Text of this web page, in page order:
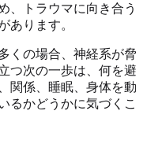
、トラウマに向き合う
あります。
くの場合、神経系が脅
つ次の一歩は、何を避
関係、睡眠、身体を動
るかどうかに気づくこ